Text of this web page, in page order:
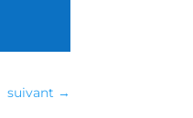
suivant →